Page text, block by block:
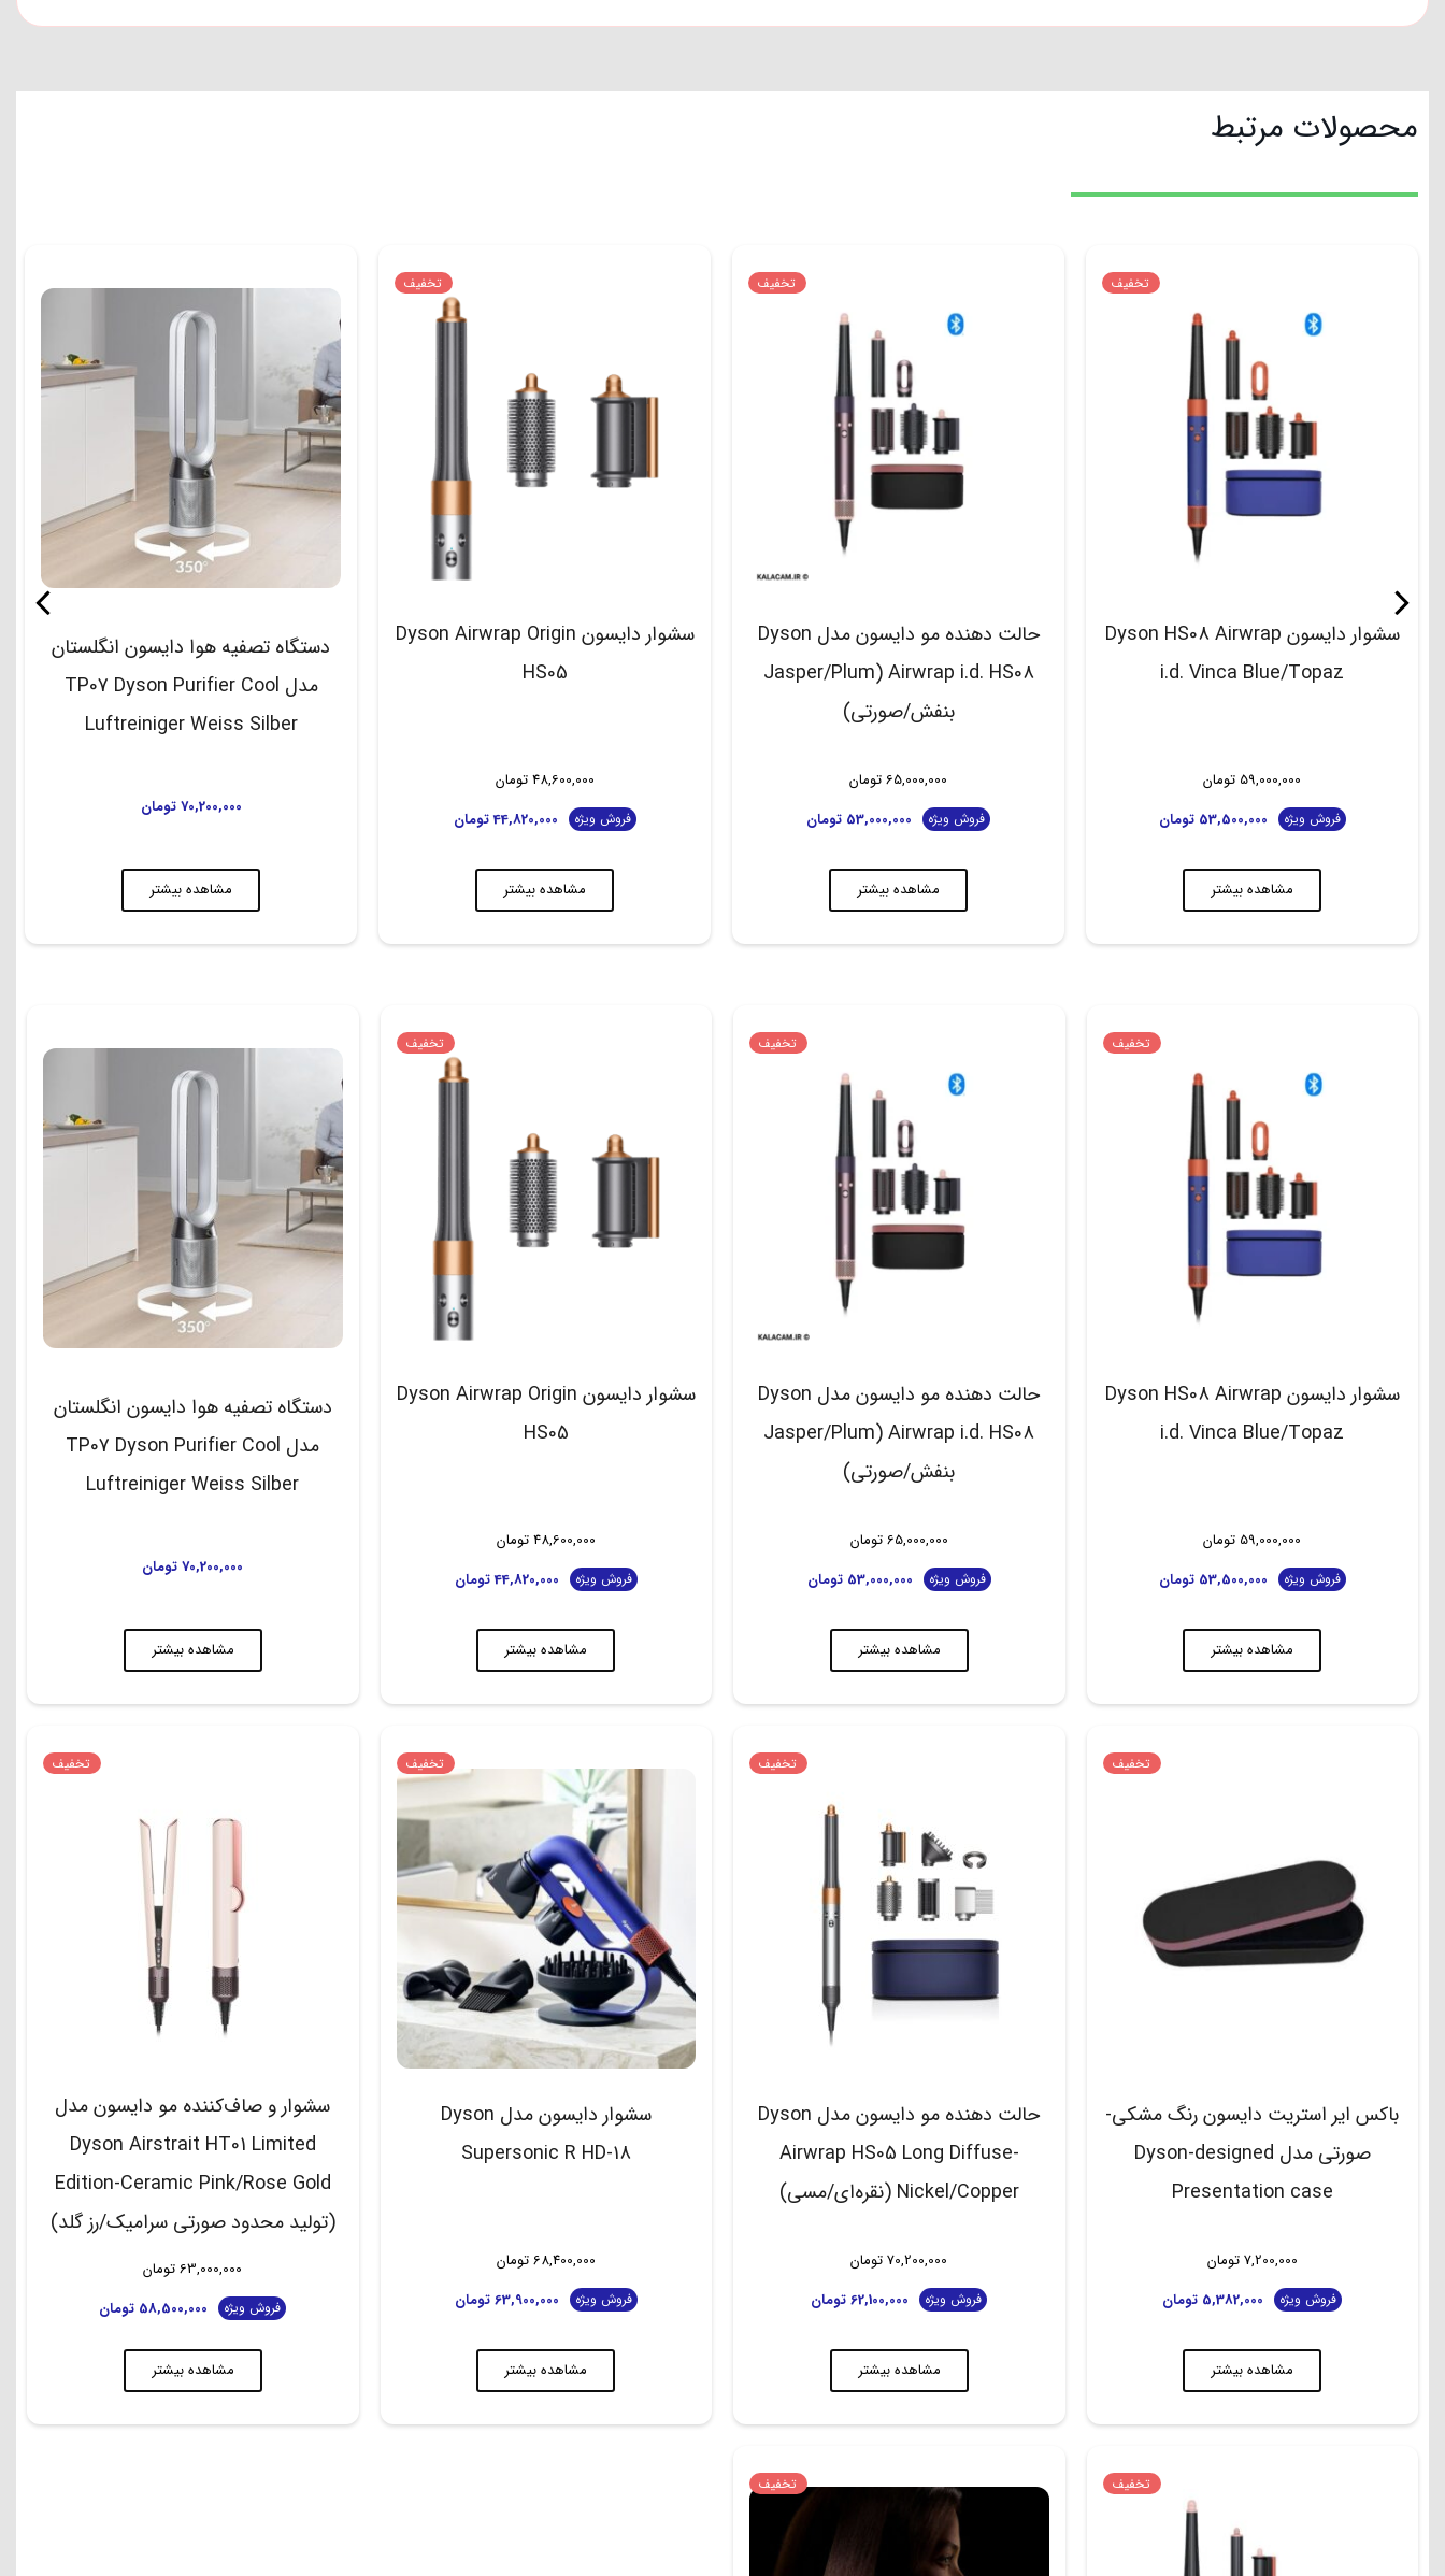
محصولات مرتبط
تخفیف
سشوار دایسون Dyson HS08 Airwrap
i.d. Vinca Blue/Topaz
59,000,000 تومان
فروش ویژه 53,500,000 تومان
مشاهده بیشتر
تخفیف
حالت دهنده مو دایسون مدل Dyson
Airwrap i.d. HS08 (Jasper/Plum
بنفش/صورتی)
65,000,000تومان
فروش ویژه 53,000,000 تومان
مشاهده بیشتر
تخفیف
سشوار دایسون Dyson Airwrap Origin
HS05
48,600,000 تومان
فروش ویژه 44,820,000تومان
مشاهده بیشتر
دستگاه تصفیه هوا دایسون انگلستان
مدل TP07 Dyson Purifier Cool
Luftreiniger Weiss Silber
70,200,000 تومان
مشاهده بیشتر
تخفیف
سشوار دایسون Dyson HS08 Airwrap
i.d. Vinca Blue/Topaz
59,000,000 تومان
فروش ویژه 53,500,000 تومان
مشاهده بیشتر
تخفیف
حالت دهنده مو دایسون مدل Dyson
Airwrap i.d. HS08 (Jasper/Plum
بنفش/صورتی)
65,000,000 تومان
فروش ویژه 53,000,000 تومان
مشاهده بیشتر
تخفیف
سشوار دایسون Dyson Airwrap Origin
HS05
48,600,000 تومان
فروش ویژه 44,820,000تومان
مشاهده بیشتر
دستگاه تصفیه هوا دایسون انگلستان
مدل TP07 Dyson Purifier Cool
Luftreiniger Weiss Silber
70,200,000 تومان
مشاهده بیشتر
تخفیف
باکس ایر استریت دایسون رنگ مشکی-
صورتی مدل Dyson-designed
Presentation case
7,200,000 تومان
فروش ویژه 5,382,000 تومان
مشاهده بیشتر
تخفیف
حالت دهنده مو دایسون مدل Dyson
Airwrap HS05 Long Diffuse-
Nickel/Copper (نقره‌ای/مسی)
70,200,000 تومان
فروش ویژه 62,100,000 تومان
مشاهده بیشتر
تخفیف
سشوار دایسون مدل Dyson
Supersonic R HD-18
68,400,000 تومان
فروش ویژه 63,900,000 تومان
مشاهده بیشتر
تخفیف
سشوار و صاف‌کننده مو دایسون مدل
Dyson Airstrait HT01 Limited
Edition-Ceramic Pink/Rose Gold
(تولید محدود صورتی سرامیک/رز گلد)
63,000,000 تومان
فروش ویژه 58,500,000 تومان
مشاهده بیشتر
تخفیف تخفیف